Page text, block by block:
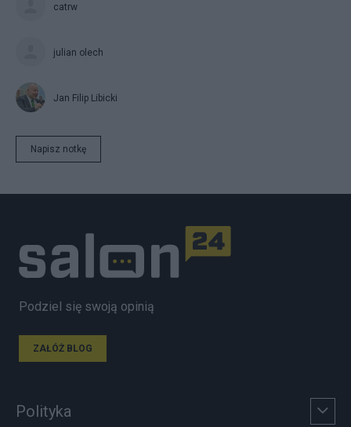
catrw
julian olech
Jan Filip Libicki
Napisz notkę
Podziel się swoją opinią
ZAŁÓŻ BLOG
Polityka